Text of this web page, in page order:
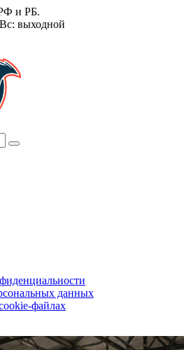
и РБ.
выходной
данных
файлах